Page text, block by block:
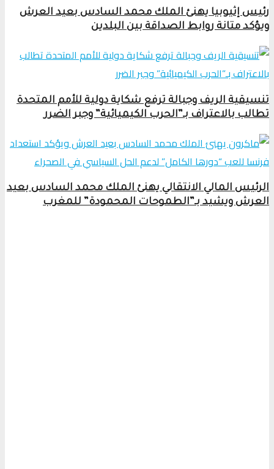
رئيس إثيوبيا يهنئ الملك محمد السادس بعيد العرش
ويؤكد متانة روابط الصداقة بين البلدين
تنسيقية الريف وجبالة ترفع شكاية دولية للأمم المتحدة
تطالب بالاعتراف بـ”الحرب الكيميائية” وجبر الضرر
الرئيس المالي الانتقالي يهنئ الملك محمد السادس بعيد
العرش ويشيد بـ”الطموحات المحمودة” للمغرب